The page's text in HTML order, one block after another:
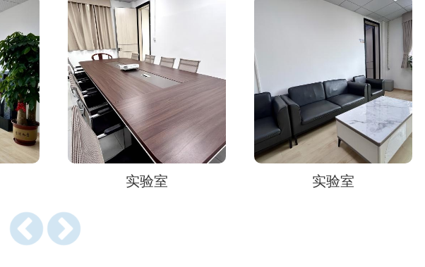
无FCC认证将导致产品下架或销毁。
（如GPS、航空频段）。
、沃尔玛）和消费者信任。
实验室 实验室